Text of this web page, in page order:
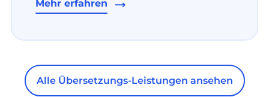
Mehr erfahren
Alle Übersetzungs-Leistungen ansehen